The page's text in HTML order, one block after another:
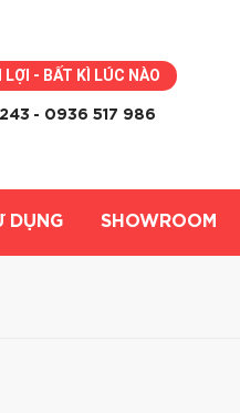
- BẤT KÌ LÚC NÀO
- 0936 517 986
DỤNG SHOWROOM